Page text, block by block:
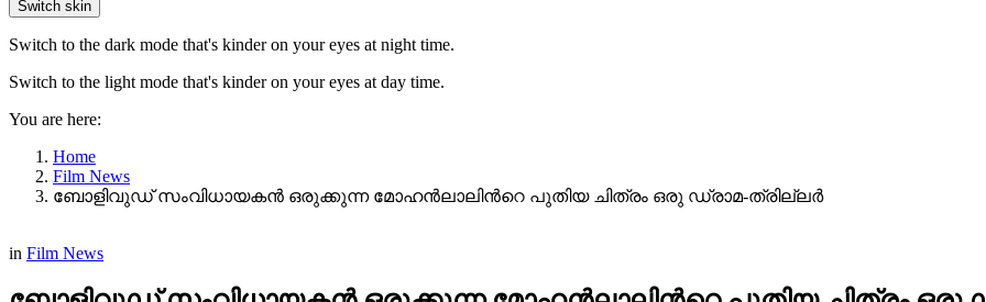
Switch skin
Switch to the dark mode that's kinder on your eyes at night time.
Switch to the light mode that's kinder on your eyes at day time.
You are here:
Home
Film News
ബോളിവുഡ് സംവിധായകന്‍ ഒരുക്കുന്ന മോഹൻലാലിന്‍റെ പുതിയ ചിത്രം ഒരു ഡ്രാമ-ത്രില്ലർ
in Film News